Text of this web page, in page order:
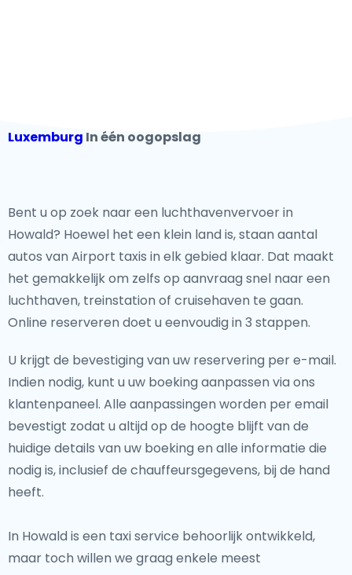
Luxemburg In één oogopslag
Bent u op zoek naar een luchthavenvervoer in
Howald? Hoewel het een klein land is, staan aantal
autos van Airport taxis in elk gebied klaar. Dat maakt
het gemakkelijk om zelfs op aanvraag snel naar een
luchthaven, treinstation of cruisehaven te gaan.
Online reserveren doet u eenvoudig in 3 stappen.
U krijgt de bevestiging van uw reservering per e-mail.
Indien nodig, kunt u uw boeking aanpassen via ons
klantenpaneel. Alle aanpassingen worden per email
bevestigt zodat u altijd op de hoogte blijft van de
huidige details van uw boeking en alle informatie die
nodig is, inclusief de chauffeursgegevens, bij de hand
heeft.
In Howald is een taxi service behoorlijk ontwikkeld,
maar toch willen we graag enkele meest